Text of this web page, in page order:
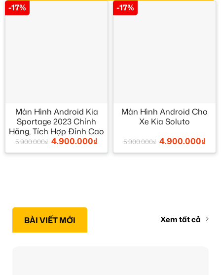
-17%
Màn Hình Android Kia
Sportage 2023 Chính
Hãng, Tích Hợp Đỉnh Cao
5.900.000₫ 4.900.000₫
-17%
Màn Hình Android Cho
Xe Kia Soluto
5.900.000₫ 4.900.000₫
BÀI VIẾT MỚI Xem tất cả